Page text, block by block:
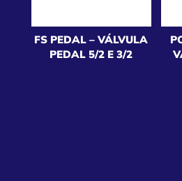
FS PEDAL – VÁLVULA
PEDAL 5/2 E 3/2